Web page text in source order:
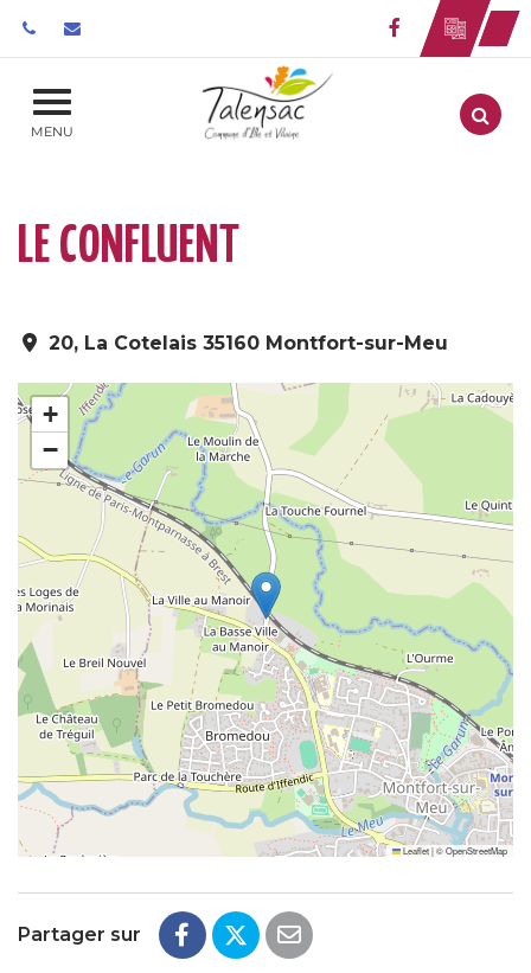
Lien vers le
MENU Aller
LE CONFLUENT
20, La Cotelais 35160 Montfort-sur-Meu
+
−
Leaflet|©OpenStreetMap
Partager sur